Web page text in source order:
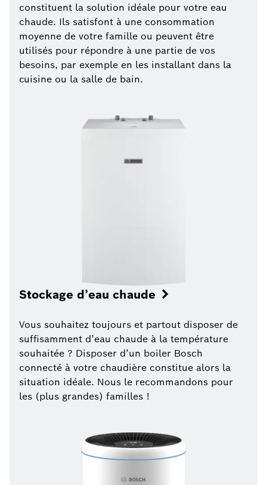
constituent la solution idéale pour votre eau
chaude. Ils satisfont à une consommation
moyenne de votre famille ou peuvent être
utilisés pour répondre à une partie de vos
besoins, par exemple en les installant dans la
cuisine ou la salle de bain.
Stockage d’eau chaude
Vous souhaitez toujours et partout disposer de
suffisamment d’eau chaude à la température
souhaitée ? Disposer d’un boiler Bosch
connecté à votre chaudière constitue alors la
situation idéale. Nous le recommandons pour
les (plus grandes) familles !